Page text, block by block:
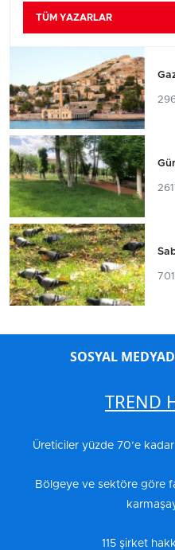
TÜM YAZARLAR
SOSYAL
TREND
Üreticiler yüzde 70’e
Bölgeye ve sektöre göre
115 şirket